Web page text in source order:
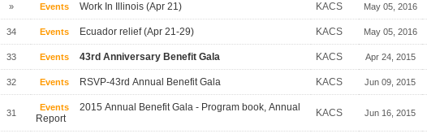
» Events Work In Illinois (Apr 21) KACS May 05, 2016
34 Events Ecuador relief (Apr 21-29) KACS May 05, 2016
33 Events 43rd Anniversary Benefit Gala KACS Apr 24, 2015
32 Events RSVP-43rd Annual Benefit Gala KACS Jun 09, 2015
31
Events
2015 Annual Benefit Gala - Program book, Annual
Report
KACS Jun 16, 2015